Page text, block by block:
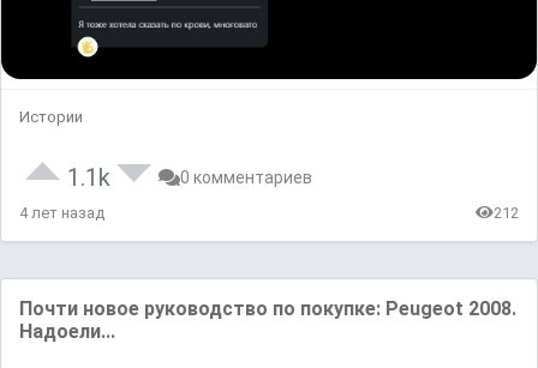
Истории
1.1k 0 комментариев
4 лет назад 212
Почти новое руководство по покупке: Peugeot 2008.
Надоели...